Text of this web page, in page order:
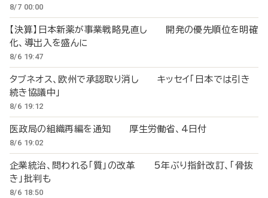
8/7 00:00
【決算】日本新薬が事業戦略見直し 開発の優先順位を明確
化、導出入を盛んに
8/6 19:47
タブネオス、欧州で承認取り消し キッセイ「日本では引き
続き協議中」
8/6 19:12
医政局の組織再編を通知 厚生労働省、4日付
8/6 19:02
企業統治、問われる「質」の改革 5年ぶり指針改訂、「骨抜
き」批判も
8/6 18:50